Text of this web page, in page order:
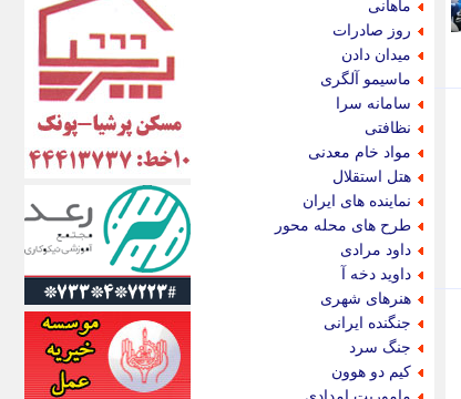
ماهانی
روز صادرات
میدان دادن
ماسیمو آلگری
سامانه سرا
نظافتی
مواد خام معدنی
هتل استقلال
نماینده های ایران
طرح های محله محور
داود مرادی
داوید دخه آ
هنرهای شهری
جنگنده ایرانی
جنگ سرد
کیم دو هوون
انرژی پرس
ای استخدام
ایتنا
ایراف
ایران آرت
ایران آنلاین
ایران زندگی
ایران فوری
ایرانی روز
ایرانیتال
ایرنا
ایسکانیوز
ایسنا
ایکنا
ایلنا
اینتیتر